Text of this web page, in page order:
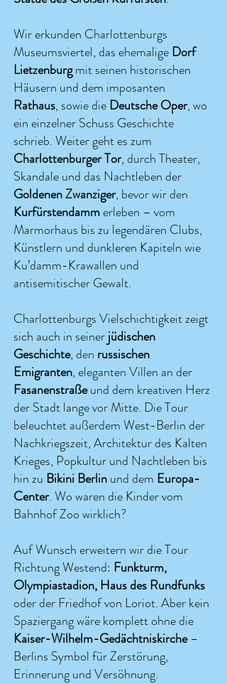
Wir erkunden Charlottenburgs
Museumsviertel, das ehemaligeDorf
Lietzenburgmit seinen historischen
Häusern und dem imposanten
Rathaus, sowie dieDeutsche Oper, wo
ein einzelner Schuss Geschichte
schrieb. Weiter geht es zum
Charlottenburger Tor, durch Theater,
Skandale und das Nachtleben der
Goldenen Zwanziger, bevor wir den
Kurfürstendammerleben – vom
Marmorhaus bis zu legendären Clubs,
Künstlern und dunkleren Kapiteln wie
Ku’damm-Krawallen und
antisemitischer Gewalt.
Charlottenburgs Vielschichtigkeit zeigt
sich auch in seinerjüdischen
Geschichte, den russischen
Emigranten, eleganten Villen an der
Fasanenstraßeund dem kreativen Herz
der Stadt lange vor Mitte. Die Tour
beleuchtet außerdem West-Berlin der
Nachkriegszeit, Architektur des Kalten
Krieges, Popkultur und Nachtleben bis
hin zu Bikini Berlinund dem Europa-
Center. Wo waren die Kinder vom
Bahnhof Zoo wirklich?
Auf Wunsch erweitern wir die Tour
Richtung Westend: Funkturm,
Olympiastadion, Haus des Rundfunks
oder der Friedhof von Loriot. Aber kein
Spaziergang wäre komplett ohne die
Kaiser-Wilhelm-Gedächtniskirche–
Berlins Symbol für Zerstörung,
Erinnerung und Versöhnung.